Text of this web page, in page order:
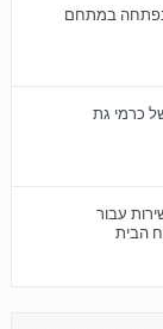
נפתחה במתחם
כרמי גת
עבור
הבית